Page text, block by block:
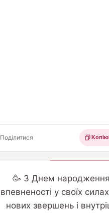
Поділитися
🥳 З Днем
впевненості у своїх
нових звершень і